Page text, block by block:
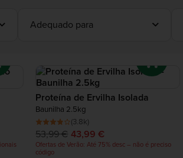
Adequado para
Proteína de Ervilha Isolada
Baunilha 2.5kg
(3.8k)
53,99 € 43,99 €
Ofertas de Verão: Até 75% desc – não é preciso
código